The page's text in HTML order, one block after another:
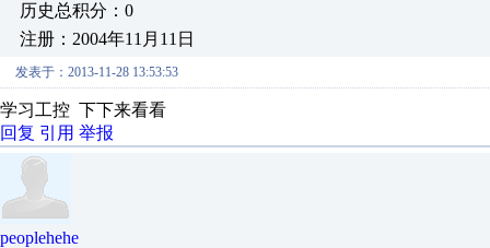
历史总积分：0
注册：2004年11月11日
发表于：2013-11-28 13:53:53
学习工控 下下来看看
回复 引用 举报
peoplehehe